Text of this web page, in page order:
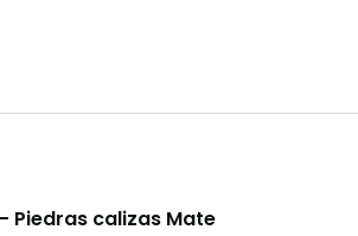
Piedras calizas Mate